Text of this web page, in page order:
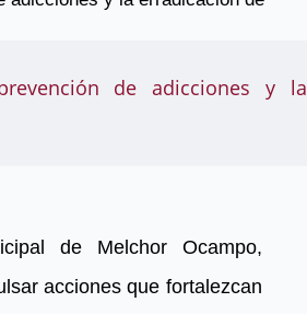
de adicciones y la
de Melchor Ocampo,
acciones que fortalezcan